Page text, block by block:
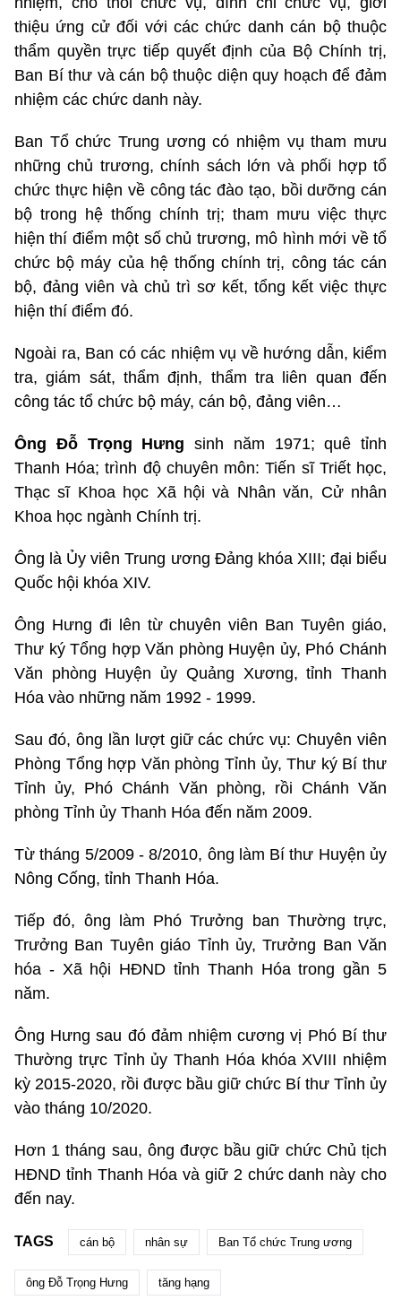
thiệu ứng cử đối với các chức danh cán bộ thuộc
thẩm quyền trực tiếp quyết định của Bộ Chính trị,
Ban Bí thư và cán bộ thuộc diện quy hoạch để đảm
nhiệm các chức danh này.
Ban Tổ chức Trung ương có nhiệm vụ tham mưu
những chủ trương, chính sách lớn và phối hợp tổ
chức thực hiện về công tác đào tạo, bồi dưỡng cán
bộ trong hệ thống chính trị; tham mưu việc thực
hiện thí điểm một số chủ trương, mô hình mới về tổ
chức bộ máy của hệ thống chính trị, công tác cán
bộ, đảng viên và chủ trì sơ kết, tổng kết việc thực
hiện thí điểm đó.
Ngoài ra, Ban có các nhiệm vụ về hướng dẫn, kiểm
tra, giám sát, thẩm định, thẩm tra liên quan đến
công tác tổ chức bộ máy, cán bộ, đảng viên…
Ông Đỗ Trọng Hưng sinh năm 1971; quê tỉnh
Thanh Hóa; trình độ chuyên môn: Tiến sĩ Triết học,
Thạc sĩ Khoa học Xã hội và Nhân văn, Cử nhân
Khoa học ngành Chính trị.
Ông là Ủy viên Trung ương Đảng khóa XIII; đại biểu
Quốc hội khóa XIV.
Ông Hưng đi lên từ chuyên viên Ban Tuyên giáo,
Thư ký Tổng hợp Văn phòng Huyện ủy, Phó Chánh
Văn phòng Huyện ủy Quảng Xương, tỉnh Thanh
Hóa vào những năm 1992 - 1999.
Sau đó, ông lần lượt giữ các chức vụ: Chuyên viên
Phòng Tổng hợp Văn phòng Tỉnh ủy, Thư ký Bí thư
Tỉnh ủy, Phó Chánh Văn phòng, rồi Chánh Văn
phòng Tỉnh ủy Thanh Hóa đến năm 2009.
Từ tháng 5/2009 - 8/2010, ông làm Bí thư Huyện ủy
Nông Cống, tỉnh Thanh Hóa.
Tiếp đó, ông làm Phó Trưởng ban Thường trực,
Trưởng Ban Tuyên giáo Tỉnh ủy, Trưởng Ban Văn
hóa - Xã hội HĐND tỉnh Thanh Hóa trong gần 5
năm.
Ông Hưng sau đó đảm nhiệm cương vị Phó Bí thư
Thường trực Tỉnh ủy Thanh Hóa khóa XVIII nhiệm
kỳ 2015-2020, rồi được bầu giữ chức Bí thư Tỉnh ủy
vào tháng 10/2020.
Hơn 1 tháng sau, ông được bầu giữ chức Chủ tịch
HĐND tỉnh Thanh Hóa và giữ 2 chức danh này cho
đến nay.
TAGS cán bộ nhân sự Ban Tổ chức Trung ương
ông Đỗ Trọng Hưng tăng hạng